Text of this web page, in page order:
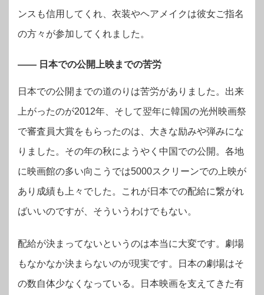
ンスも信用してくれ、衣装やヘアメイクは彼女ご指名
の方々が参加してくれました。
―― 日本での公開上映までの苦労
日本での公開までの道のりは苦労がありました。出来
上がったのが2012年、そして翌年に韓国の光州映画祭
で審査員大賞をもらったのは、大きな励みや弾みにな
りました。その年の秋にようやく中国での公開。各地
に映画館の多い向こうでは5000スクリーンでの上映が
あり成績も上々でした。これが日本での配給に繋がれ
ばいいのですが、そういうわけでもない。
配給が決まってないというのは本当に大変です。劇場
もなかなか決まらないのが現実です。日本の劇場はそ
の数自体少なくなっている。日本映画を支えてきた有